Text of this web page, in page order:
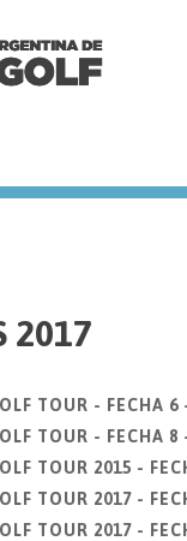
2017
TOUR - FECHA
TOUR - FECHA
TOUR 2015 -
TOUR 2017 -
TOUR 2017 -